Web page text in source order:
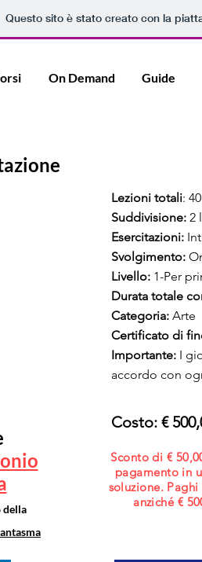
Questo sito è stato creato con la
On Demand Guide
Lezioni totali: 40
Suddivisione: 2
Esercitazioni:
Svolgimento:
Livello: 1-Per
Durata totale
Categoria: Arte
Certificato di
Importante: I
accordo con
Costo: €
Sconto di €
pagamento in
soluzione. Paghi
anziché €